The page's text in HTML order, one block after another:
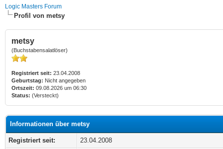
Logic Masters Forum
Profil von metsy
metsy
(Buchstabensalatlöser)
Registriert seit: 23.04.2008
Geburtstag: Nicht angegeben
Ortszeit: 09.08.2026 um 06:30
Status: (Versteckt)
Informationen über metsy
Registriert seit:
23.04.2008